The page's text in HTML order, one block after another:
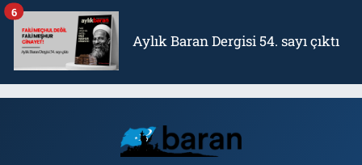
Aylık Baran Dergisi 54. sayı çıktı
6